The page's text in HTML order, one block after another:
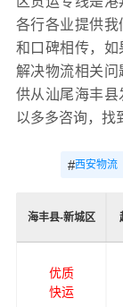
各行各业提供我
和口碑相传，
解决物流相关
供从汕尾海丰县
以多多咨询，找
#西安物流
海丰县-新城区
优质
快运